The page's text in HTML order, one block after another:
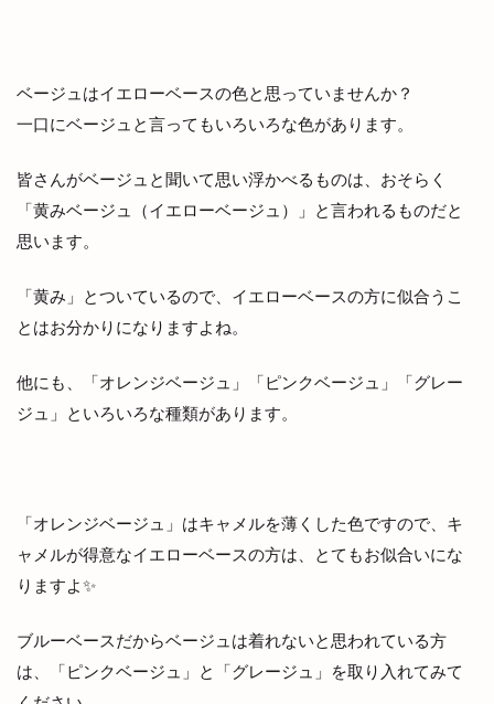
ベージュはイエローベースの色と思っていませんか？
一口にベージュと言ってもいろいろな色があります。
皆さんがベージュと聞いて思い浮かべるものは、おそらく
「黄みベージュ（イエローベージュ）」と言われるものだと
思います。
「黄み」とついているので、イエローベースの方に似合うこ
とはお分かりになりますよね。
他にも、「オレンジベージュ」「ピンクベージュ」「グレー
ジュ」といろいろな種類があります。
「オレンジベージュ」はキャメルを薄くした色ですので、キ
ャメルが得意なイエローベースの方は、とてもお似合いにな
りますよ✨
ブルーベースだからベージュは着れないと思われている方
は、「ピンクベージュ」と「グレージュ」を取り入れてみて